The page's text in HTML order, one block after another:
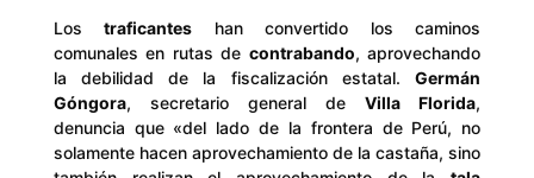
Lostraficantes han convertido los caminos
comunales en rutas de contrabando, aprovechando
la debilidad de la fiscalización estatal.Germán
Góngora, secretario general deVilla Florida,
denuncia que «del lado de la frontera de Perú, no
solamente hacen aprovechamiento de la castaña, sino